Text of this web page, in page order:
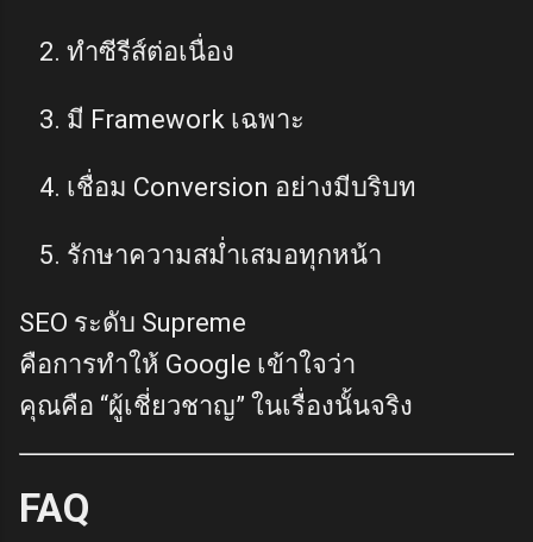
ทำซีรีส์ต่อเนื่อง
มี Framework เฉพาะ
เชื่อม Conversion อย่างมีบริบท
รักษาความสม่ำเสมอทุกหน้า
SEO ระดับ Supreme
คือการทำให้ Google เข้าใจว่า
คุณคือ “ผู้เชี่ยวชาญ” ในเรื่องนั้นจริง
FAQ